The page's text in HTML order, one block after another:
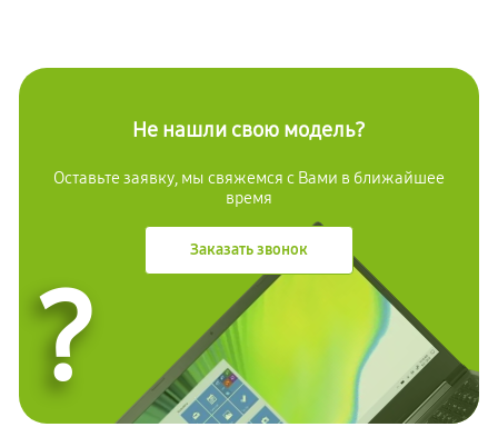
Не нашли свою модель?
Оставьте заявку, мы свяжемся с Вами в ближайшее
время
Заказать звонок
?